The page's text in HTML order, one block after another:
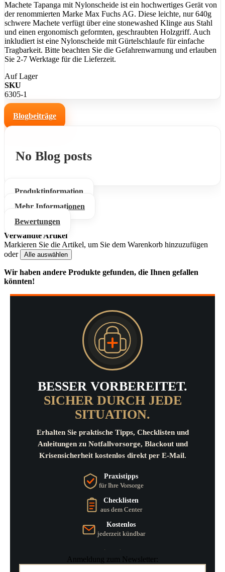
Machete Tapanga mit Nylonscheide ist ein hochwertiges Gerät von
der renommierten Marke Max Fuchs AG. Diese leichte, nur 640g
schwere Machete verfügt über eine stonewashed Klinge aus Stahl
und einen ergonomisch geformten, geschraubten Holzgriff. Auch
inkludiert ist eine Nylonscheide mit Gürtelschlaufe für einfache
Tragbarkeit. Bitte beachten Sie die Gefahrenwarnung und erlauben
Sie 2-7 Werktage für die Lieferzeit.
Auf Lager
SKU
6305-1
Blogbeiträge
No Blog posts
Produktinformation
Mehr Informationen
Bewertungen
Verwandte Artikel
Markieren Sie die Artikel, um Sie dem Warenkorb hinzuzufügen
oder
Alle auswählen
Wir haben andere Produkte gefunden, die Ihnen gefallen
könnten!
BESSER VORBEREITET.
SICHER DURCH JEDE
SITUATION.
Erhalten Sie praktische Tipps, Checklisten und
Anleitungen zu Notfallvorsorge, Blackout und
Krisensicherheit kostenlos direkt per E-Mail.
Praxistipps
für Ihre Vorsorge
Checklisten
aus dem Center
Kostenlos
jederzeit kündbar
Anmeldung zum Newsletter: